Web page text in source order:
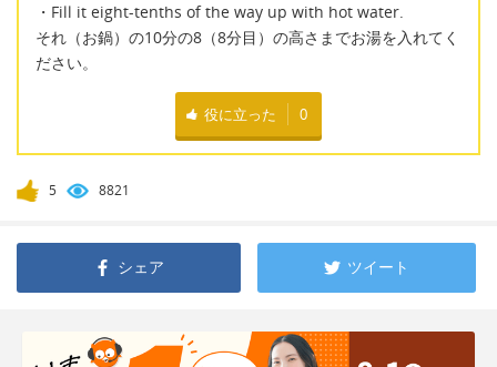
・Fill it eight-tenths of the way up with hot water.
それ（お鍋）の10分の8（8分目）の高さまでお湯を入れてく
ださい。
役に立った 0
5 8821
シェア ツイート